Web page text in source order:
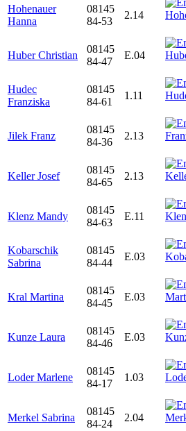
Hohenauer
Hanna
08145
84-53
2.14
Huber Christian
08145
84-47
E.04
Hudec
Franziska
08145
84-61
1.11
Jilek Franz
08145
84-36
2.13
Keller Josef
08145
84-65
2.13
Klenz Mandy
08145
84-63
E.11
Kobarschik
Sabrina
08145
84-44
E.03
Kral Martina
08145
84-45
E.03
Kunze Laura
08145
84-46
E.03
Loder Marlene
08145
84-17
1.03
Merkel Sabrina
08145
84-24
2.04